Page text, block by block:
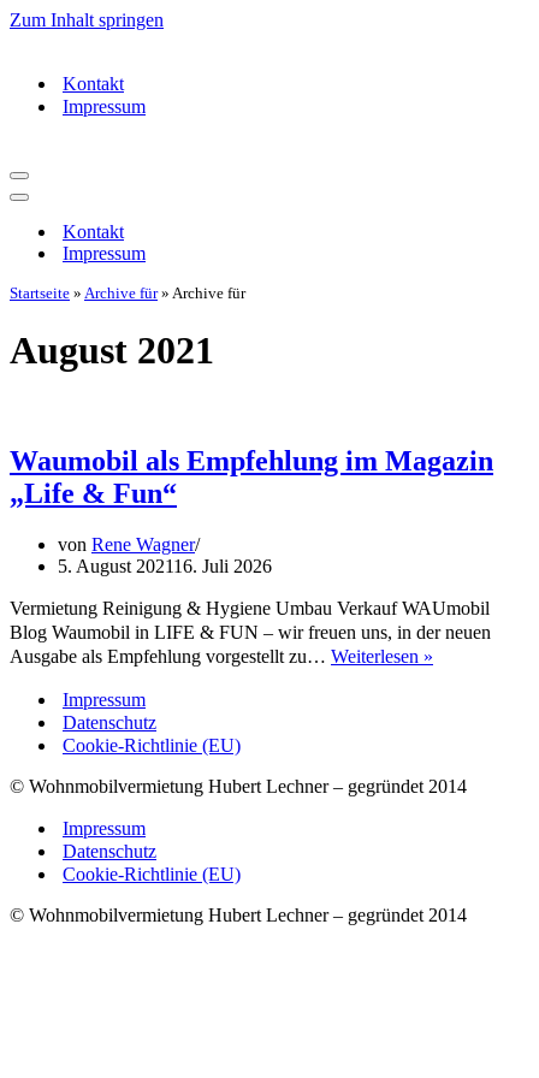
Zum Inhalt springen
Kontakt
Impressum
Navigationsmenü
Navigationsmenü
Kontakt
Impressum
Startseite » Archive für» Archive für
August 2021
Waumobil als Empfehlung im Magazin
„Life & Fun“
von Rene Wagner
5. August 202116. Juli 2026
Vermietung Reinigung & Hygiene Umbau Verkauf WAUmobil
Blog Waumobil in LIFE & FUN – wir freuen uns, in der neuen
Ausgabe als Empfehlung vorgestellt zu… Weiterlesen »
„Life
&
Impressum
Datenschutz
Cookie-Richtlinie (EU)
© Wohnmobilvermietung Hubert Lechner – gegründet 2014
Impressum
Datenschutz
Cookie-Richtlinie (EU)
© Wohnmobilvermietung Hubert Lechner – gegründet 2014